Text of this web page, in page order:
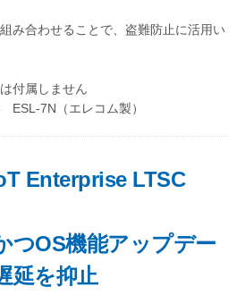
み合わせることで、盗難防止に活用い
付属しません
7N（エレコム製）
Enterprise LTSC
つOS機能アップデー
延を抑止